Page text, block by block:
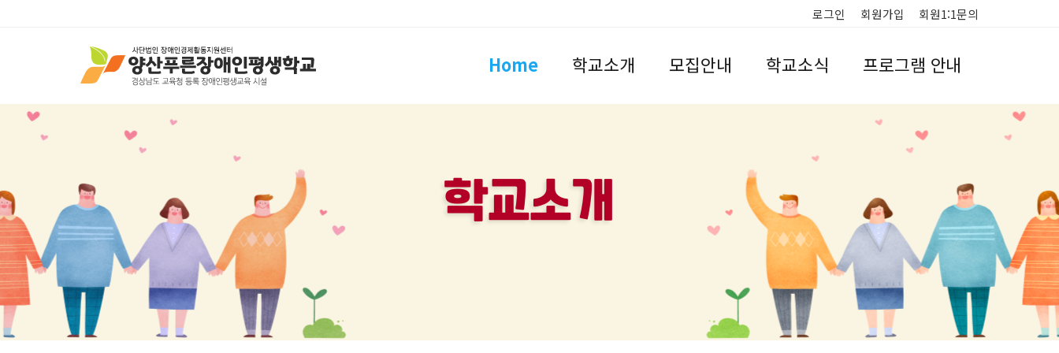
로그인 회원가입 회원1:1문의
Home 학교소개 모집안내 학교소식 프로그램 안내
학교소개